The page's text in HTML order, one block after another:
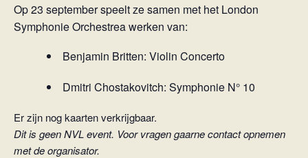
Op 23 september speelt ze samen met het London
Symphonie Orchestrea werken van:
Benjamin Britten: Violin Concerto
Dmitri Chostakovitch: Symphonie N° 10
Er zijn nog kaarten verkrijgbaar.
Dit is geen NVL event. Voor vragen gaarne contact opnemen
met de organisator.